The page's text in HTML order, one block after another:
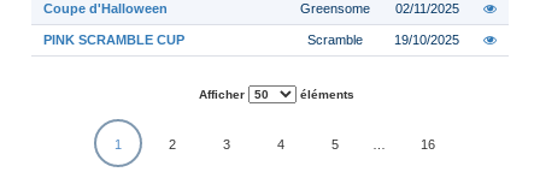
Coupe d'Halloween Greensome 02/11/2025
PINK SCRAMBLE CUP Scramble 19/10/2025
Afficher éléments
1 2 3 4 5 16